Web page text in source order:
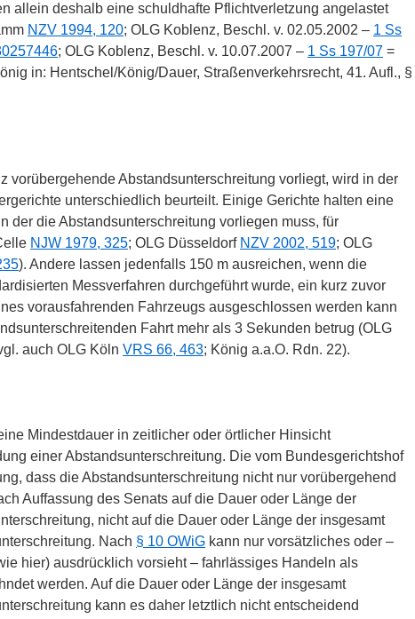
allein deshalb eine schuldhafte Pflichtverletzung angelastet
NZV 1994, 120; OLG Koblenz, Beschl. v. 02.05.2002 – 1 Ss
; OLG Koblenz, Beschl. v. 10.07.2007 – 1 Ss 197/07 =
in: Hentschel/König/Dauer, Straßenverkehrsrecht, 41. Aufl., §
vorübergehende Abstandsunterschreitung vorliegt, wird in der
unterschiedlich beurteilt. Einige Gerichte halten eine
der die Abstandsunterschreitung vorliegen muss, für
NJW 1979, 325; OLG Düsseldorf NZV 2002, 519; OLG
). Andere lassen jedenfalls 150 m ausreichen, wenn die
Messverfahren durchgeführt wurde, ein kurz zuvor
vorausfahrenden Fahrzeugs ausgeschlossen werden kann
Fahrt mehr als 3 Sekunden betrug (OLG
auch OLG Köln VRS 66, 463; König a.a.O. Rdn. 22).
Mindestdauer in zeitlicher oder örtlicher Hinsicht
einer Abstandsunterschreitung. Die vom Bundesgerichtshof
dass die Abstandsunterschreitung nicht nur vorübergehend
Auffassung des Senats auf die Dauer oder Länge der
nicht auf die Dauer oder Länge der insgesamt
Nach § 10 OWiG kann nur vorsätzliches oder –
hier) ausdrücklich vorsieht – fahrlässiges Handeln als
werden. Auf die Dauer oder Länge der insgesamt
kann es daher letztlich nicht entscheidend